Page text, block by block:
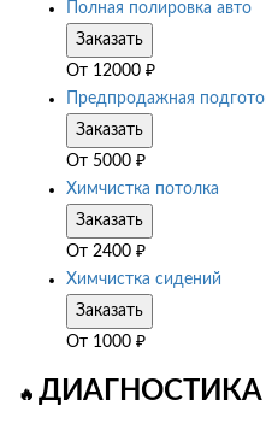
Полная полировка авто
Заказать
От 12000 ₽
Предпродажная
Заказать
От 5000 ₽
Химчистка потолка
Заказать
От 2400 ₽
Химчистка сидений
Заказать
От 1000 ₽
🔥 ДИАГНОСТИКА